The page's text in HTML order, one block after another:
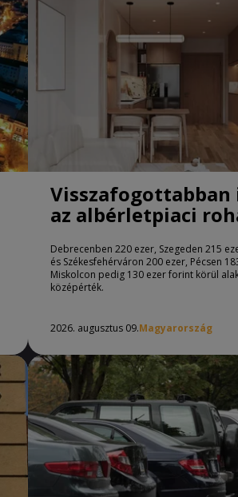
az albérletpiaci
Debrecenben 220 ezer, Szegeden 215
és Székesfehérváron 200 ezer, Pécsen
Miskolcon pedig 130 ezer forint körül
középérték.
2026. augusztus 09.Magyarország